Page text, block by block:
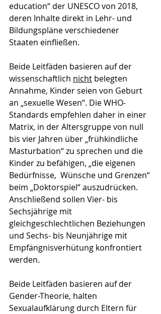
education“ der UNESCO von 2018,
deren Inhalte direkt in Lehr- und
Bildungspläne verschiedener
Staaten einfließen.
Beide Leitfäden basieren auf der
wissenschaftlich nicht belegten
Annahme, Kinder seien von Geburt
an „sexuelle Wesen“. Die WHO-
Standards empfehlen daher in einer
Matrix, in der Altersgruppe von null
bis vier Jahren über „frühkindliche
Masturbation“ zu sprechen und die
Kinder zu befähigen, „die eigenen
Bedürfnisse,  Wünsche und Grenzen“
beim „Doktorspiel“ auszudrücken.
Anschließend sollen Vier- bis
Sechsjährige mit
gleichgeschlechtlichen Beziehungen
und Sechs- bis Neunjährige mit
Empfängnisverhütung konfrontiert
werden.
Beide Leitfäden basieren auf der
Gender-Theorie, halten
Sexualaufklärung durch Eltern für